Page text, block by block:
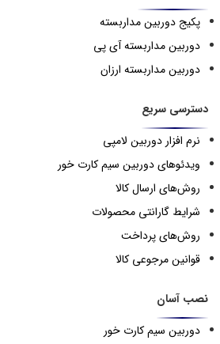
پکیج دوربین مداربسته
دوربین مداربسته آی پی
دوربین مداربسته ارزان
دسترسی سریع
نرم افزار دوربین لامپی
ویدئوهای دوربین سیم کارت خور
روش‌های ارسال کالا
شرایط گارانتی محصولات
روش‌های پرداخت
قوانین مرجوعی کالا
نصب آسان
دوربین سیم کارت خور